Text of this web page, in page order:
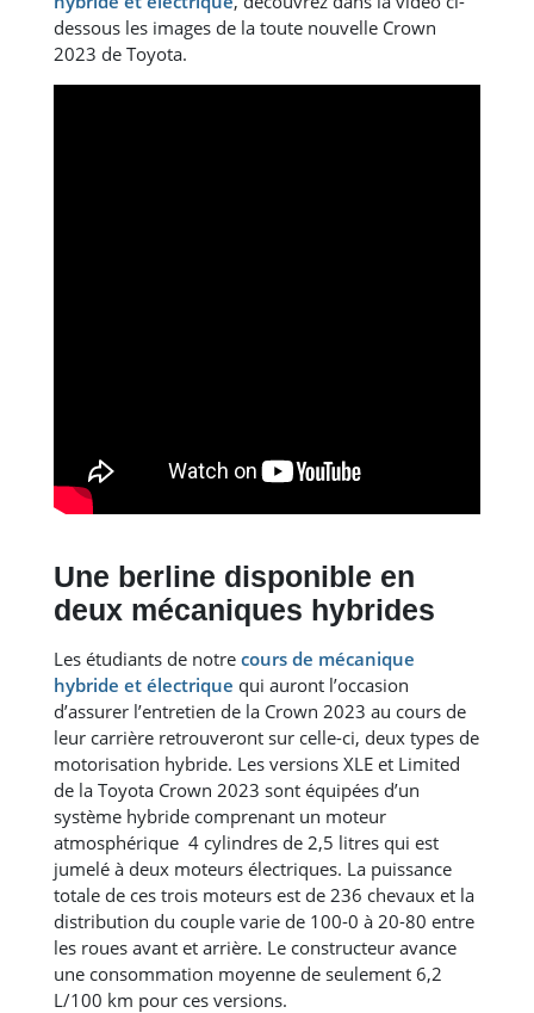
dessous les images de la toute nouvelle Crown
2023 de Toyota.
Une berline disponible en
deux mécaniques hybrides
Les étudiants de notre cours de mécanique
hybride et électrique qui auront l’occasion
d’assurer l’entretien de la Crown 2023 au cours de
leur carrière retrouveront sur celle-ci, deux types de
motorisation hybride. Les versions XLE et Limited
de la Toyota Crown 2023 sont équipées d’un
système hybride comprenant un moteur
atmosphérique 4 cylindres de 2,5 litres qui est
jumelé à deux moteurs électriques. La puissance
totale de ces trois moteurs est de 236 chevaux et la
distribution du couple varie de 100-0 à 20-80 entre
les roues avant et arrière. Le constructeur avance
une consommation moyenne de seulement 6,2
L/100 km pour ces versions.